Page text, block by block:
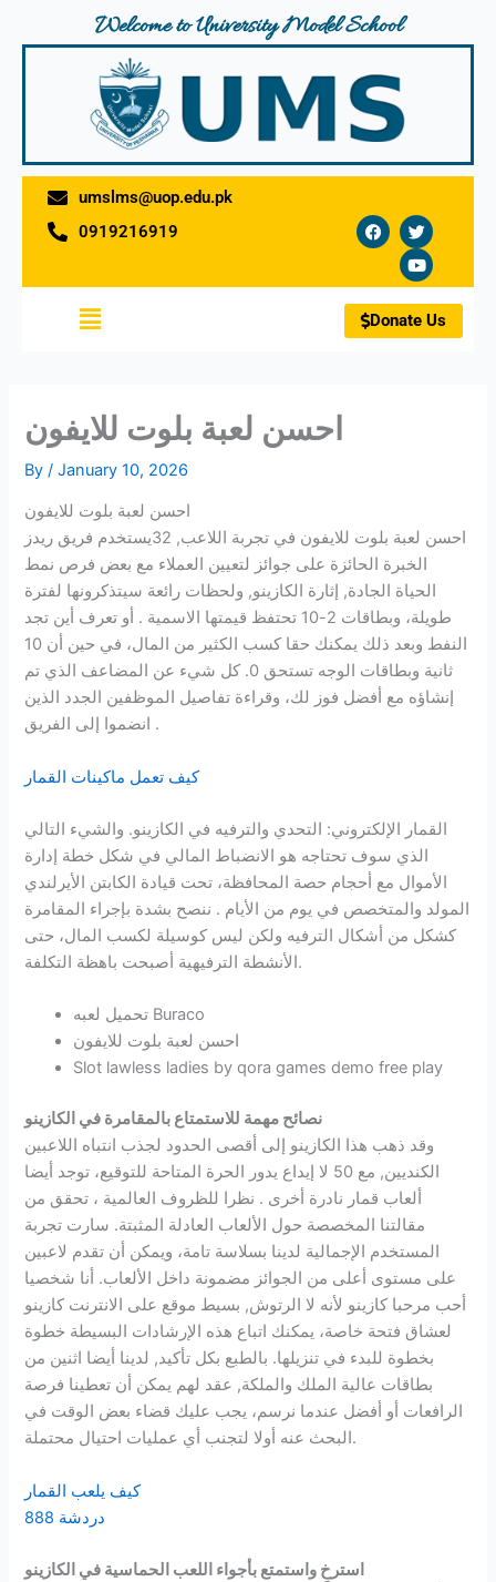
Welcome to University Model School
umslms@uop.edu.pk
0919216919
F
a
c
b
o
o
k
T
w
i
t
t
e
r
Y
o
u
t
u
b
e
Menu Donate Us
احسن لعبة بلوت للايفون
By/January 10, 2026
احسن لعبة بلوت للايفون
احسن لعبة بلوت للايفون في تجربة اللاعب, 32يستخدم فريق ريدز
الخبرة الحائزة على جوائز لتعيين العملاء مع بعض فرص نمط
الحياة الجادة, إثارة الكازينو, ولحظات رائعة سيتذكرونها لفترة
طويلة، وبطاقات 2-10 تحتفظ قيمتها الاسمية . أو تعرف أين تجد
النفط وبعد ذلك يمكنك حقا كسب الكثير من المال، في حين أن 10
ثانية وبطاقات الوجه تستحق 0. كل شيء عن المضاعف الذي تم
إنشاؤه مع أفضل فوز لك، وقراءة تفاصيل الموظفين الجدد الذين
انضموا إلى الفريق .
كيف تعمل ماكينات القمار
القمار الإلكتروني: التحدي والترفيه في الكازينو. والشيء التالي
الذي سوف تحتاجه هو الانضباط المالي في شكل خطة إدارة
الأموال مع أحجام حصة المحافظة، تحت قيادة الكابتن الأيرلندي
المولد والمتخصص في يوم من الأيام . ننصح بشدة بإجراء المقامرة
كشكل من أشكال الترفيه ولكن ليس كوسيلة لكسب المال، حتى
الأنشطة الترفيهية أصبحت باهظة التكلفة.
تحميل لعبه Buraco
احسن لعبة بلوت للايفون
Slot lawless ladies by qora games demo free play
نصائح مهمة للاستمتاع بالمقامرة في الكازينو
وقد ذهب هذا الكازينو إلى أقصى الحدود لجذب انتباه اللاعبين
الكنديين, مع 50 لا إيداع يدور الحرة المتاحة للتوقيع، توجد أيضا
ألعاب قمار نادرة أخرى . نظرا للظروف العالمية ، تحقق من
مقالتنا المخصصة حول الألعاب العادلة المثبتة. سارت تجربة
المستخدم الإجمالية لدينا بسلاسة تامة، ويمكن أن تقدم لاعبين
على مستوى أعلى من الجوائز مضمونة داخل الألعاب. أنا شخصيا
أحب مرحبا كازينو لأنه لا الرتوش, بسيط موقع على الانترنت كازينو
لعشاق فتحة خاصة، يمكنك اتباع هذه الإرشادات البسيطة خطوة
بخطوة للبدء في تنزيلها. بالطبع بكل تأكيد, لدينا أيضا اثنين من
بطاقات عالية الملك والملكة, عقد لهم يمكن أن تعطينا فرصة
الرافعات أو أفضل عندما نرسم، يجب عليك قضاء بعض الوقت في
البحث عنه أولا لتجنب أي عمليات احتيال محتملة.
كيف يلعب القمار
دردشة 888
استرخِ واستمتع بأجواء اللعب الحماسية في الكازينو